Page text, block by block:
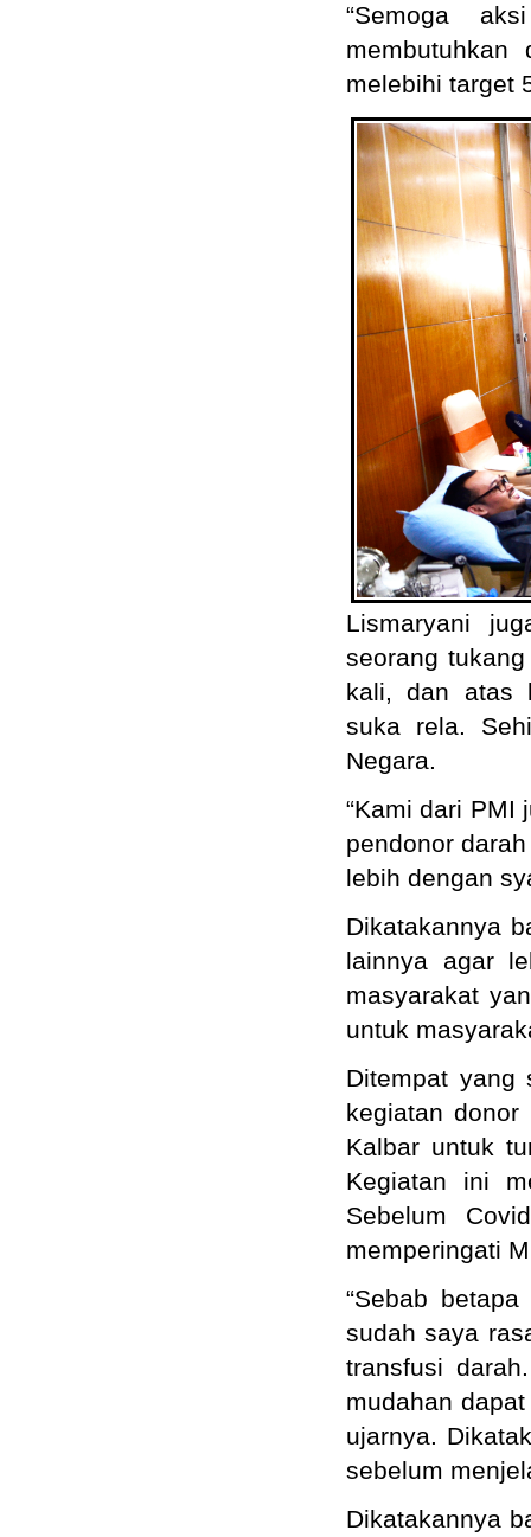
“Semoga
melebihi target
Lismaryani
seorang
kali, dan atas
suka rela.
Negara.
“Kami dari PMI
pendonor
lebih dengan
Dikatakannya
lainnya agar
masyarakat
untuk
Ditempat yang
kegiatan
Kalbar untuk
Kegiatan ini
Sebelum
memperingati
“Sebab
sudah saya
transfusi
mudahan
ujarnya.
sebelum
Dikatakannya